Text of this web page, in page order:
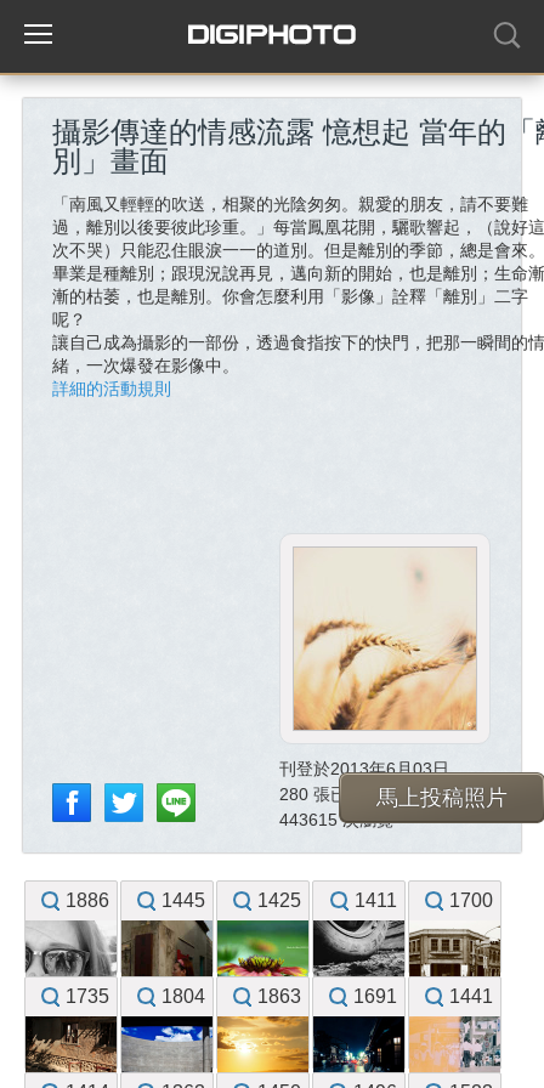
攝影傳達的情感流露 憶想起 當年的「
別」畫面
「南風又輕輕的吹送，相聚的光陰匆匆。親愛的朋友，請不要難
過，離別以後要彼此珍重。」每當鳳凰花開，驪歌響起，（說好
次不哭）只能忍住眼淚一一的道別。但是離別的季節，總是會來
畢業是種離別；跟現況說再見，邁向新的開始，也是離別；生命
漸的枯萎，也是離別。你會怎麼利用「影像」詮釋「離別」二字
呢？
讓自己成為攝影的一部份，透過食指按下的快門，把那一瞬間的
緒，一次爆發在影像中。
詳細的活動規則
馬上投稿照片
刊登於2013年6月03日
280 張已投稿照片
443615 次瀏覽
1886 1445 1425 1411 1700
1735 1804 1863 1691 1441